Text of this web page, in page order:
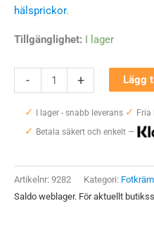
hälsprickor.
Tillgänglighet: I lager
-
Camillen
60
Heel
Fissure
ml
+ Lägg
✓ I lager - snabb leverans ✓ Fria
✓ Betala säkert och enkelt —
Artikelnr: 9282 Kategori: Fotkräm
Saldo weblager. För aktuellt